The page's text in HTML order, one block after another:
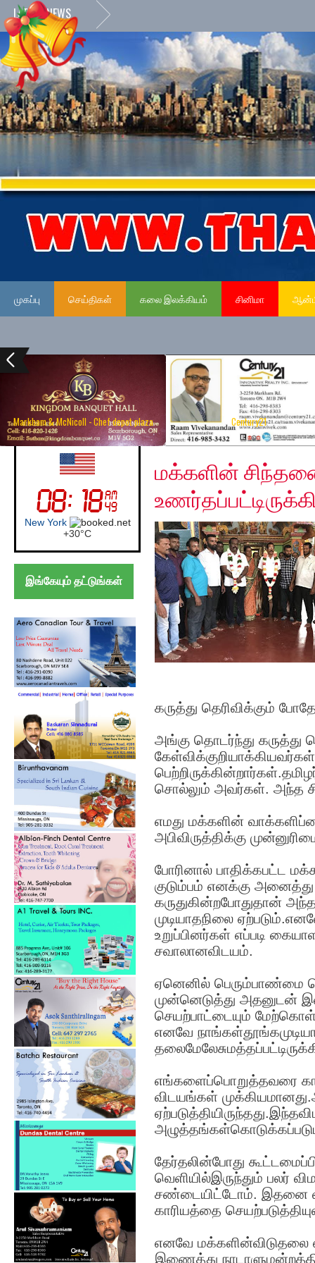
LATEST NEWS
முகப்பு செய்திகள் கலை இலக்கியம் சினிமா
Markham & McNicoll - Chef depot plaza Century21
UK (London)
London
+29°C
இங்கேயும் தட்டுங்கள்
Wednesday, August
மக்களின்
கருத்து தெரிவிக்கும்
அங்கு தொடர்ந்து கருத்து
சொல்லும் அவர்கள். அந்த
எமது மக்களின்
அபிவிருத்திக்கு
போரினால் பாதிக்கபட்ட
குடும்பம் எனக்கு அனைத்து
கருதுகின்றபோதுதான்
முடியாதநிலை
உறுப்பினர்கள் எப்படி
சவாலானவிடயம்.
ஏனெனில் பெரும்பாண்மை
முன்னெடுத்து அதனுடன்
செயற்பாட்டையும்
எனவே
எங்களைப்பொறுத்தவரை
விடயங்கள்
தேர்தலின்போது
வெளியில்இருந்தும் பலர்
சண்டையிட்டோம். இதனை
காரியத்தை
எனவே மக்களின்விடுதலை
இணைத்து